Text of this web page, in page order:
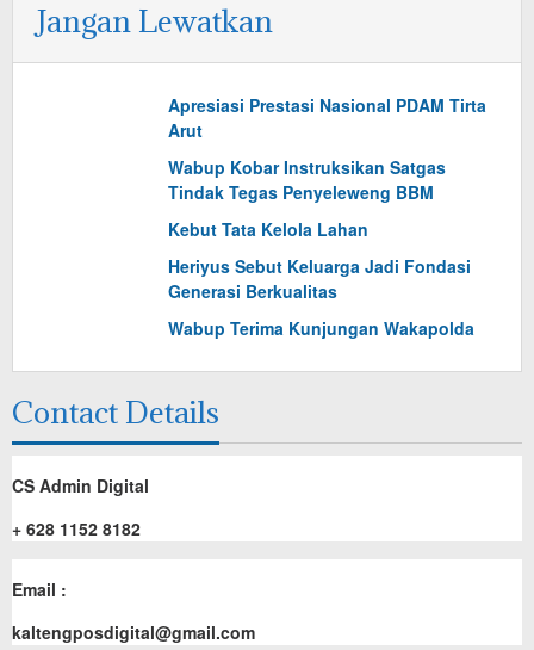
Jangan Lewatkan
Apresiasi Prestasi Nasional PDAM Tirta
Arut
Wabup Kobar Instruksikan Satgas
Tindak Tegas Penyeleweng BBM
Kebut Tata Kelola Lahan
Heriyus Sebut Keluarga Jadi Fondasi
Generasi Berkualitas
Wabup Terima Kunjungan Wakapolda
Contact Details
CS Admin Digital
+ 628 1152 8182
Email :
kaltengposdigital@gmail.com